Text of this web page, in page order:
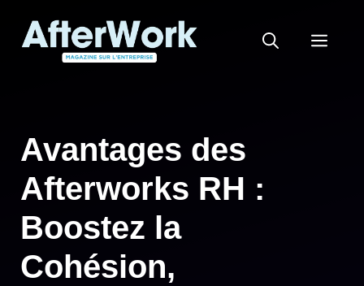
Avantages des
Afterworks RH :
Boostez la
Cohésion,